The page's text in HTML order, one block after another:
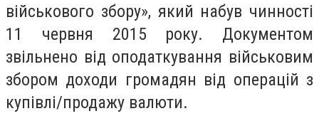
військового збору», який набув чинності
11 червня 2015 року. Документом
звільнено від оподаткування військовим
збором доходи громадян від операцій з
купівлі/продажу валюти.